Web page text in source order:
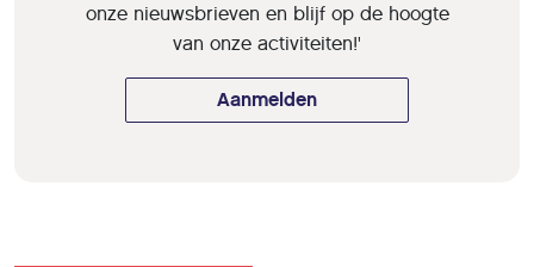
onze nieuwsbrieven en blijf op de hoogte
van onze activiteiten!'
Aanmelden